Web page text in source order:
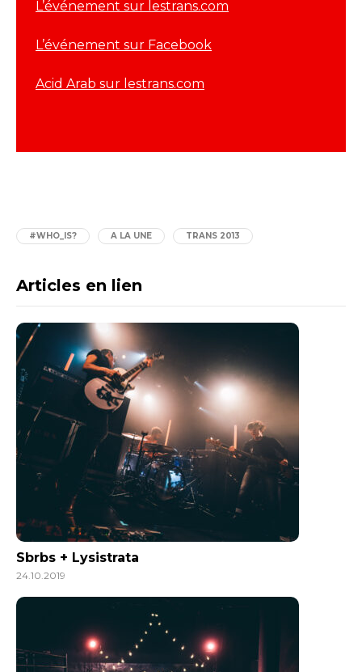
L’événement sur lestrans.com
L’événement sur Facebook
Acid Arab sur lestrans.com
#WHO_IS? A LA UNE TRANS 2013
Articles en lien
Sbrbs + Lysistrata
24.10.2019